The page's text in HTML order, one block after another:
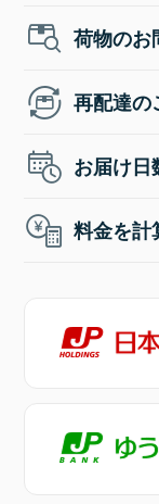
荷物のお
再配達の
お届け日
料金を計